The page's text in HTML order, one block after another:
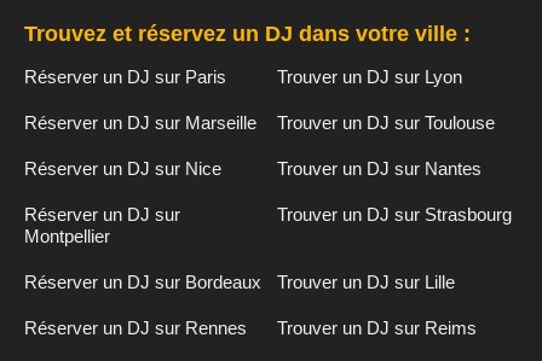
Trouvez et réservez un DJ dans votre ville :
Réserver un DJ sur Paris Trouver un DJ sur Lyon
Réserver un DJ sur Marseille Trouver un DJ sur Toulouse
Réserver un DJ sur Nice Trouver un DJ sur Nantes
Réserver un DJ sur
Montpellier
Trouver un DJ sur Strasbourg
Réserver un DJ sur Bordeaux Trouver un DJ sur Lille
Réserver un DJ sur Rennes Trouver un DJ sur Reims